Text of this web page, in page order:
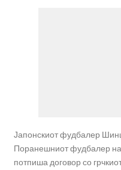
Јапонскиот фудбалер
Поранешниот фудбалер на
потпиша договор со